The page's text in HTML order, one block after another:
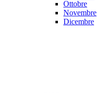
Ottobre
Novembre
Dicembre